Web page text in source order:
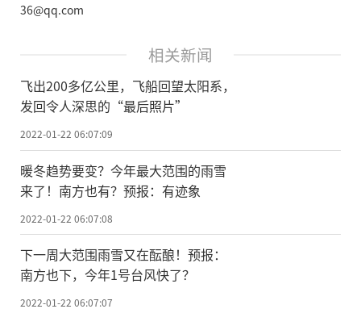
36@qq.com
相关新闻
飞出200多亿公里，飞船回望太阳系，
发回令人深思的“最后照片”
2022-01-22 06:07:09
暖冬趋势要变？今年最大范围的雨雪
来了！南方也有？预报：有迹象
2022-01-22 06:07:08
下一周大范围雨雪又在酝酿！预报：
南方也下，今年1号台风快了？
2022-01-22 06:07:07